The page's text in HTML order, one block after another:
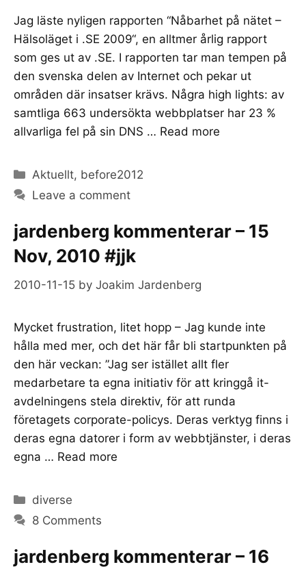
Jag läste nyligen rapporten “Nåbarhet på nätet –
Hälsoläget i .SE 2009“, en alltmer årlig rapport
som ges ut av .SE. I rapporten tar man tempen på
den svenska delen av Internet och pekar ut
områden där insatser krävs. Några high lights: av
samtliga 663 undersökta webbplatser har 23 %
allvarliga fel på sin DNS … Read more
Categories
Aktuellt, before2012
Leave a comment
jardenberg kommenterar – 15
Nov, 2010 #jjk
2010-11-15 by Joakim Jardenberg
Mycket frustration, litet hopp – Jag kunde inte
hålla med mer, och det här får bli startpunkten på
den här veckan: ”Jag ser istället allt fler
medarbetare ta egna initiativ för att kringgå it-
avdelningens stela direktiv, för att runda
företagets corporate-policys. Deras verktyg finns i
deras egna datorer i form av webbtjänster, i deras
egna … Read more
Categories
diverse
8 Comments
jardenberg kommenterar – 16